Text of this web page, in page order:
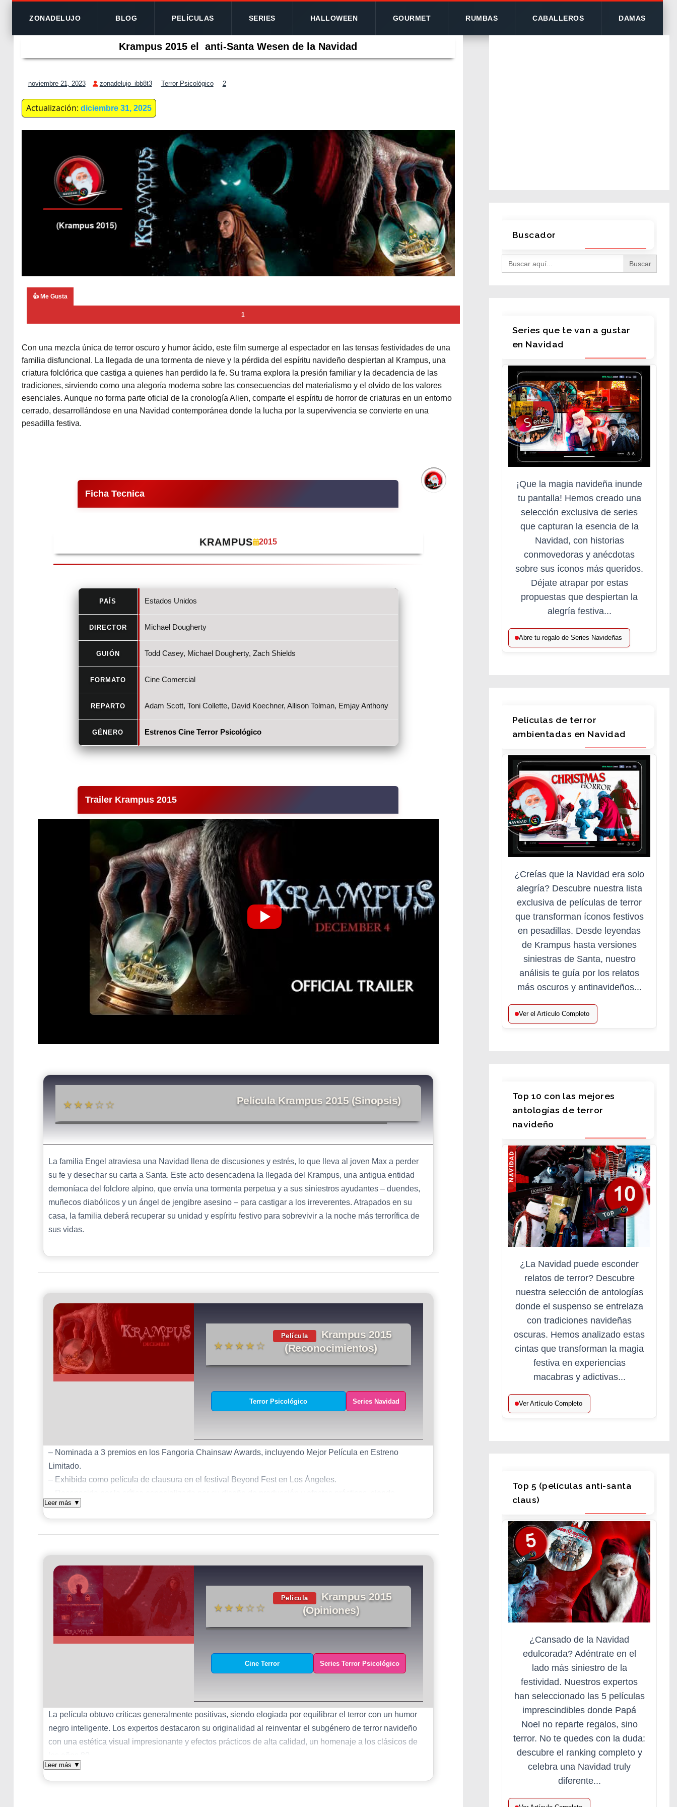
ZONADELUJO BLOG PELÍCULAS SERIES HALLOWEEN GOURMET RUMBAS CABALLEROS DAMAS
Krampus 2015 el anti-Santa Wesen de la Navidad
noviembre 21, 2023 zonadelujo_ibb8t3 Terror Psicológico 2
Actualización: diciembre 31, 2025
(Krampus 2015)
👍 Me Gusta
1
Con una mezcla única de terror oscuro y humor ácido, este film sumerge al espectador en las tensas festividades de una
familia disfuncional. La llegada de una tormenta de nieve y la pérdida del espíritu navideño despiertan al Krampus, una
criatura folclórica que castiga a quienes han perdido la fe. Su trama explora la presión familiar y la decadencia de las
tradiciones, sirviendo como una alegoría moderna sobre las consecuencias del materialismo y el olvido de los valores
esenciales. Aunque no forma parte oficial de la cronología Alien, comparte el espíritu de horror de criaturas en un entorno
cerrado, desarrollándose en una Navidad contemporánea donde la lucha por la supervivencia se convierte en una
pesadilla festiva.
Ficha Tecnica
KRAMPUS 2015
PAÍS Estados Unidos
DIRECTOR Michael Dougherty
GUIÓN Todd Casey, Michael Dougherty, Zach Shields
FORMATO Cine Comercial
REPARTO Adam Scott, Toni Collette, David Koechner, Allison Tolman, Emjay Anthony
GÉNERO Estrenos Cine Terror Psicológico
Trailer Krampus 2015
Película Krampus 2015 (Sinopsis)
★★★☆☆
La familia Engel atraviesa una Navidad llena de discusiones y estrés, lo que lleva al joven Max a perder
su fe y desechar su carta a Santa. Este acto desencadena la llegada del Krampus, una antigua entidad
demoníaca del folclore alpino, que envía una tormenta perpetua y a sus siniestros ayudantes – duendes,
muñecos diabólicos y un ángel de jengibre asesino – para castigar a los irreverentes. Atrapados en su
casa, la familia deberá recuperar su unidad y espíritu festivo para sobrevivir a la noche más terrorífica de
sus vidas.
Película
Krampus 2015
(Reconocimientos)
★★★★☆
Terror Psicológico Series Navidad
– Nominada a 3 premios en los Fangoria Chainsaw Awards, incluyendo Mejor Película en Estreno
Limitado.
– Exhibida como película de clausura en el festival Beyond Fest en Los Ángeles.
destacada en publicaciones como Bloody Disgusting y Dread Central.
– El director Guillermo del Toro elogió públicamente la película por su imaginación y ejecución,
calificándola como un “cuento de hadas perverso”.
Leer más ▼
Película
Krampus 2015
(Opiniones)
★★★☆☆
Cine Terror Series Terror Psicológico
La película obtuvo críticas generalmente positivas, siendo elogiada por equilibrar el terror con un humor
negro inteligente. Los expertos destacaron su originalidad al reinventar el subgénero de terror navideño
con una estética visual impresionante y efectos prácticos de alta calidad, un homenaje a los clásicos de
Su estructura narrativa, aunque simple, resultó efectiva para desarrollar la alegoría central sobre la pérdida
Leer más ▼
Buscador
Search
for:
Series que te van a gustar
en Navidad
¡Que la magia navideña inunde
tu pantalla! Hemos creado una
selección exclusiva de series
que capturan la esencia de la
Navidad, con historias
conmovedoras y anécdotas
sobre sus íconos más queridos.
Déjate atrapar por estas
propuestas que despiertan la
alegría festiva...
Abre tu regalo de Series Navideñas
Películas de terror
ambientadas en Navidad
¿Creías que la Navidad era solo
alegría? Descubre nuestra lista
exclusiva de películas de terror
que transforman íconos festivos
en pesadillas. Desde leyendas
de Krampus hasta versiones
siniestras de Santa, nuestro
análisis te guía por los relatos
más oscuros y antinavideños...
Ver el Artículo Completo
Top 10 con las mejores
antologías de terror
navideño
¿La Navidad puede esconder
relatos de terror? Descubre
nuestra selección de antologías
donde el suspenso se entrelaza
con tradiciones navideñas
oscuras. Hemos analizado estas
cintas que transforman la magia
festiva en experiencias
macabras y adictivas...
Ver Artículo Completo
Top 5 (películas anti-santa
claus)
¿Cansado de la Navidad
edulcorada? Adéntrate en el
lado más siniestro de la
festividad. Nuestros expertos
han seleccionado las 5 películas
imprescindibles donde Papá
Noel no reparte regalos, sino
terror. No te quedes con la duda:
descubre el ranking completo y
celebra una Navidad truly
diferente...